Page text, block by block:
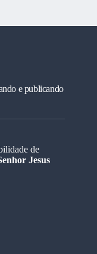
e publicando
de
Jesus